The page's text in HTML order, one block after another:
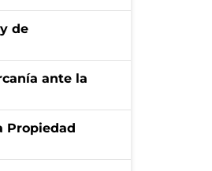
de
ante la
Propiedad